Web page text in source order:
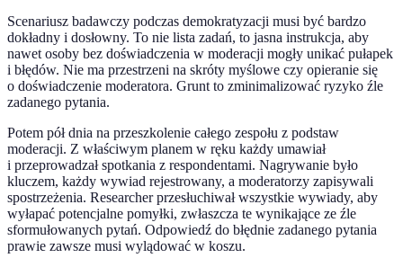
Scenariusz badawczy podczas demokratyzacji musi być bardzo
dokładny i dosłowny. To nie lista zadań, to jasna instrukcja, aby
nawet osoby bez doświadczenia w moderacji mogły unikać pułapek
i błędów. Nie ma przestrzeni na skróty myślowe czy opieranie się
o doświadczenie moderatora. Grunt to zminimalizować ryzyko źle
zadanego pytania.
Potem pół dnia na przeszkolenie całego zespołu z podstaw
moderacji. Z właściwym planem w ręku każdy umawiał
i przeprowadzał spotkania z respondentami. Nagrywanie było
kluczem, każdy wywiad rejestrowany, a moderatorzy zapisywali
spostrzeżenia. Researcher przesłuchiwał wszystkie wywiady, aby
wyłapać potencjalne pomyłki, zwłaszcza te wynikające ze źle
sformułowanych pytań. Odpowiedź do błędnie zadanego pytania
prawie zawsze musi wylądować w koszu.